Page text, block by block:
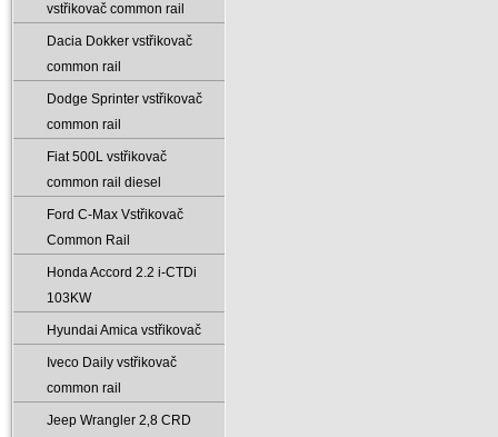
vstřikovač common rail
Dacia Dokker vstřikovač
common rail
Dodge Sprinter vstřikovač
common rail
Fiat 500L vstřikovač
common rail diesel
Ford C-Max Vstřikovač
Common Rail
Honda Accord 2.2 i-CTDi
103KW
Hyundai Amica vstřikovač
Iveco Daily vstřikovač
common rail
Jeep Wrangler 2‚8 CRD